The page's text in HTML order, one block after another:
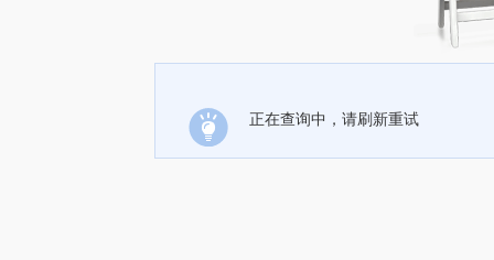
正在查询中，请刷新重试